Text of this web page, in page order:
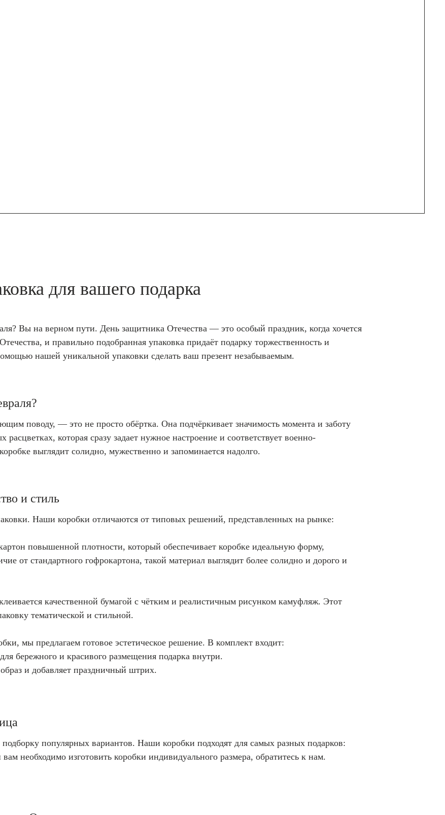
для вашего подарка
Вы на верном пути. День защитника Отечества — это особый праздник, когда хочется
и правильно подобранная упаковка придаёт подарку торжественность и
нашей уникальной упаковки сделать ваш презент незабываемым.
поводу, — это не просто обёртка. Она подчёркивает значимость момента и заботу
которая сразу задает нужное настроение и соответствует военно-
выглядит солидно, мужественно и запоминается надолго.
и стиль
Наши коробки отличаются от типовых решений, представленных на рынке:
повышенной плотности, который обеспечивает коробке идеальную форму,
от стандартного гофрокартона, такой материал выглядит более солидно и дорого и
качественной бумагой с чётким и реалистичным рисунком камуфляж. Этот
тематической и стильной.
мы предлагаем готовое эстетическое решение. В комплект входит:
бережного и красивого размещения подарка внутри.
и добавляет праздничный штрих.
популярных вариантов. Наши коробки подходят для самых разных подарков:
необходимо изготовить коробки индивидуального размера, обратитесь к нам.